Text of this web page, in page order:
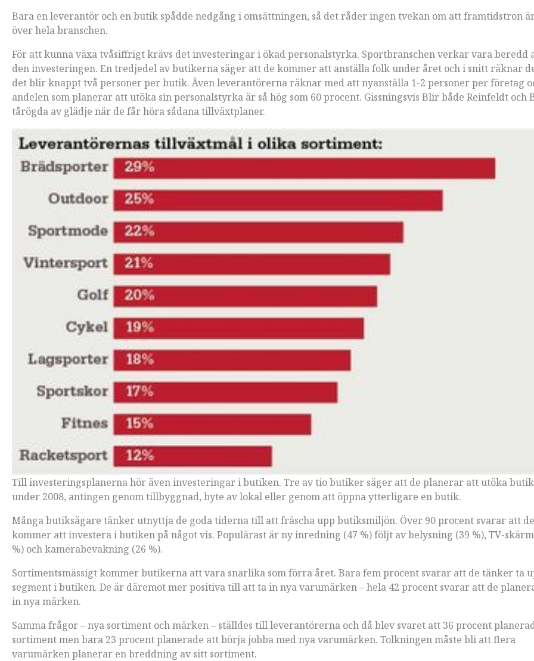
Bara en leverantör och en butik spådde nedgång i omsättningen, så det råder ingen tvekan om att framtidstron
över hela branschen.
För att kunna växa tvåsiffrigt krävs det investeringar i ökad personalstyrka. Sportbranschen verkar vara beredd
den investeringen. En tredjedel av butikerna säger att de kommer att anställa folk under året och i snitt räknar
det blir knappt två personer per butik. Även leverantörerna räknar med att nyanställa 1-2 personer per företag
andelen som planerar att utöka sin personalstyrka är så hög som 60 procent. Gissningsvis Blir både Reinfeldt och
tårögda av glädje när de får höra sådana tillväxtplaner.
Till investeringsplanerna hör även investeringar i butiken. Tre av tio butiker säger att de planerar att utöka
under 2008, antingen genom tillbyggnad, byte av lokal eller genom att öppna ytterligare en butik.
Många butiksägare tänker utnyttja de goda tiderna till att fräscha upp butiksmiljön. Över 90 procent svarar att de
kommer att investera i butiken på något vis. Populärast är ny inredning (47 %) följt av belysning (39 %), TV-
%) och kamerabevakning (26 %).
Sortimentsmässigt kommer butikerna att vara snarlika som förra året. Bara fem procent svarar att de tänker ta
segment i butiken. De är däremot mer positiva till att ta in nya varumärken – hela 42 procent svarar att de
in nya märken.
Samma frågor – nya sortiment och märken – ställdes till leverantörerna och då blev svaret att 36 procent
sortiment men bara 23 procent planerade att börja jobba med nya varumärken. Tolkningen måste bli att flera
varumärken planerar en breddning av sitt sortiment.